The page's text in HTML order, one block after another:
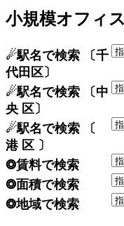
小規模オフィ
☄駅名で検索 〔千
代田区〕
☄駅名で検索 〔中
央 区〕
☄駅名で検索 〔
港 区 〕
❂賃料で検索
❂面積で検索
❂地域で検索